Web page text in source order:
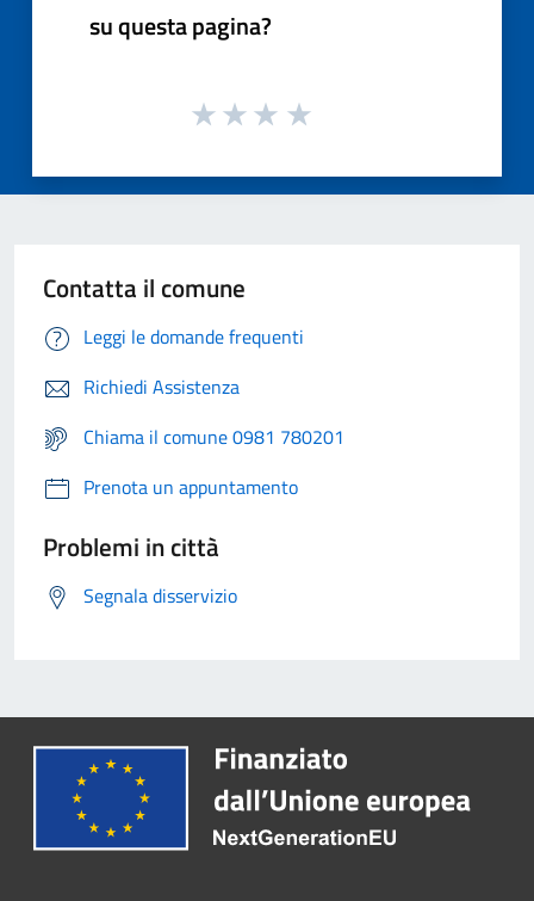
su questa pagina?
Contatta il comune
Leggi le domande frequenti
Richiedi Assistenza
Chiama il comune 0981 780201
Prenota un appuntamento
Problemi in città
Segnala disservizio